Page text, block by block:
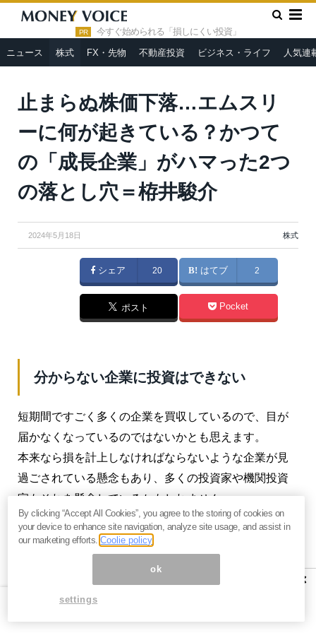
PR 今すぐ始められる「損しにくい投資」
ニュース 株式 FX・先物 不動産投資 ビジネス・ライフ 人気連
HOME » 株式 »
止まらぬ株価下落…エムスリーに何が起きてい
る？かつての「成長企業」がハマった2つの落とし穴＝栫井駿介
止まらぬ株価下落…エムスリ
ーに何が起きている？かつて
の「成長企業」がハマった2つ
の落とし穴＝栫井駿介
2024年5月18日 株式
シェア 20 はてブ 2
ポスト Pocket
分からない企業に投資はできない
短期間ですごく多くの企業を買収しているので、目が
届かなくなっているのではないかとも思えます。
本来なら損を計上しなければならないような企業が見
過ごされている懸念もあり、多くの投資家や機関投資
家もそれを懸念しているかもしれません
した企業が利益を出すようになればROEも上がってく
るということになるかもしれませんが、果たして本当
×
By clicking “Accept All Cookies”, you agree to the storing of cookies on
your device to enhance site navigation, analyze site usage, and assist in
our marketing efforts.Coolie policy
ok
settings